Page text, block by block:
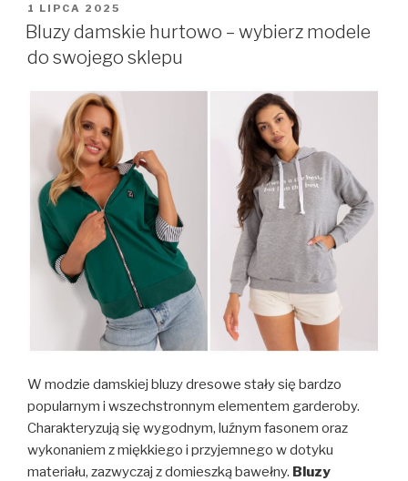
OPUBLIKOWANE
W
1 LIPCA 2025
Bluzy damskie hurtowo – wybierz modele
do swojego sklepu
W modzie damskiej bluzy dresowe stały się bardzo
popularnym i wszechstronnym elementem garderoby.
Charakteryzują się wygodnym, luźnym fasonem oraz
wykonaniem z miękkiego i przyjemnego w dotyku
materiału, zazwyczaj z domieszką bawełny. Bluzy